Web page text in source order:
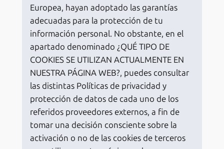
Europea, hayan adoptado las garantías
adecuadas para la protección de tu
información personal. No obstante, en el
apartado denominado ¿QUÉ TIPO DE
COOKIES SE UTILIZAN ACTUALMENTE EN
NUESTRA PÁGINA WEB?, puedes consultar
las distintas Políticas de privacidad y
protección de datos de cada uno de los
referidos proveedores externos, a fin de
tomar una decisión consciente sobre la
activación o no de las cookies de terceros